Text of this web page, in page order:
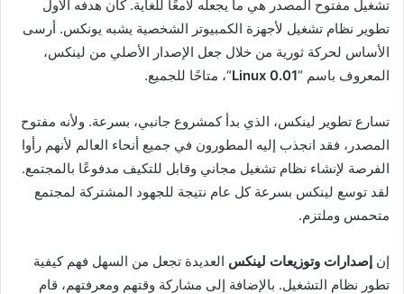
تشغيل مفتوح المصدر هي ما يجعله لامعًا للغاية. كان هدفه الأول
تطوير نظام تشغيل لأجهزة الكمبيوتر الشخصية يشبه يونكس. أرسى
الأساس لحركة ثورية من خلال جعل الإصدار الأصلي من لينكس،
المعروف باسم “Linux 0.01“، متاحًا للجميع.
تسارع تطوير لينكس، الذي بدأ كمشروع جانبي، بسرعة. ولأنه مفتوح
المصدر، فقد انجذب إليه المطورون في جميع أنحاء العالم لأنهم رأوا
الفرصة لإنشاء نظام تشغيل مجاني وقابل للتكيف مدفوعًا بالمجتمع.
لقد توسع لينكس بسرعة كل عام نتيجة للجهود المشتركة لمجتمع
متحمس وملتزم.
إن إصدارات وتوزيعات لينكس العديدة تجعل من السهل فهم كيفية
تطور نظام التشغيل. بالإضافة إلى مشاركة وقتهم ومعرفتهم، قام